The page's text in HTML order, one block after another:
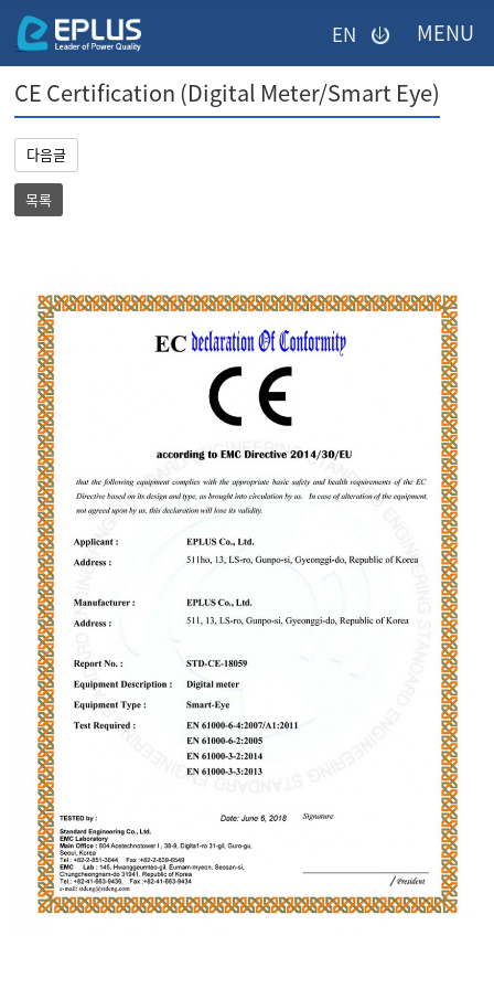
입력하시면
답변
등록
시
EN
미등록페이지
=
CE Certification (Digital Meter/Smart Eye)
다음글
목록